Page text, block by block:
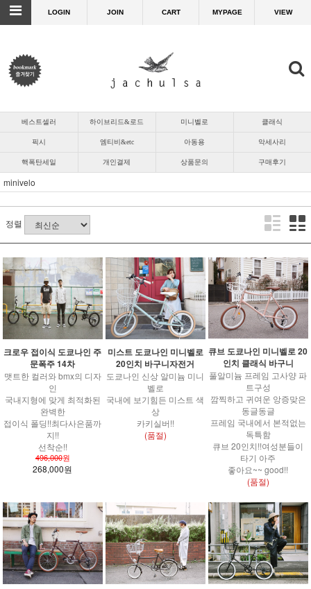
LOGIN JOIN CART MYPAGE VIEW
베스트셀러 하이브리드&로드 미니벨로 클래식
픽시 엠티비&etc 아동용 악세사리
핵폭탄세일 개인결제 상품문의 구매후기
minivelo
정렬
크로우 접이식 도쿄나인 주
문폭주 14차
맷트한 컬러와 bmx의 디자
인
국내지형에 맞게 최적화된
완벽한
접이식 폴딩!!최다사은품까
지!!
선착순!!
496,000원
268,000원
미스트 도쿄나인 미니벨로
20인치 바구니자전거
도쿄나인 신상 알미늄 미니
벨로
국내에 보기힘든 미스트 색
상
카키실버!!
(품절)
큐브 도쿄나인 미니벨로 20
인치 클래식 바구니
풀알미늄 프레임 고사양 파
트구성
깜찍하고 귀여운 앙증맞은
동글동글
프레임 국내에서 본적없는
독특함
큐브 20인치!!여성분들이
타기 아주
좋아요~~ good!!
(품절)